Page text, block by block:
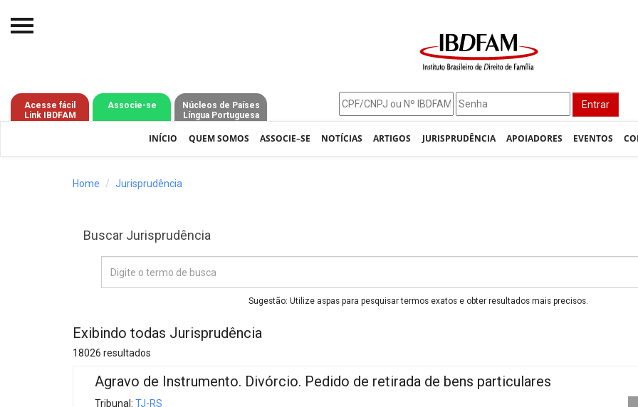
Entrar
Acesse fácil
Link IBDFAM
Associe-se
Núcleos de Países
Língua Portuguesa
INÍCIO QUEM SOMOS ASSOCIE–SE NOTÍCIAS ARTIGOS JURISPRUDÊNCIA APOIADORES EVENTOS
O IBDFAM
Notícias
Publicações
Pós-Graduação
Eventos / Lives
Home Jurisprudência
Buscar Jurisprudência
Sugestão: Utilize aspas para pesquisar termos exatos e obter resultados mais precisos.
Exibindo todas Jurisprudência
18026 resultados
Agravo de Instrumento. Divórcio. Pedido de retirada de bens particulares
Tribunal: TJ-RS